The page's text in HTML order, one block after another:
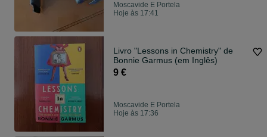
Moscavide E Portela
Hoje às 17:41
Livro "Lessons in Chemistry" de
Bonnie Garmus (em Inglês)
9 €
Moscavide E Portela
Hoje às 17:36